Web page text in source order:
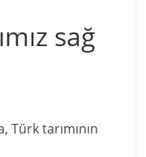
sağ
Türk tarımının